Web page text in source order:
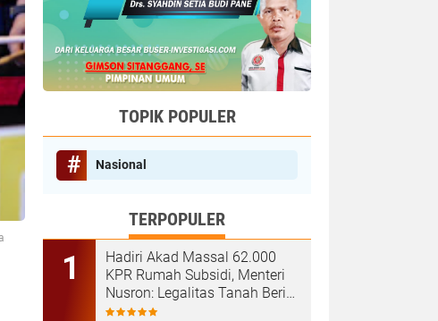
TOPIK POPULER
Nasional
TERPOPULER
Hadiri Akad Massal 62.000
KPR Rumah Subsidi, Menteri
Nusron: Legalitas Tanah Beri
Kepastian bagi Masyarakat